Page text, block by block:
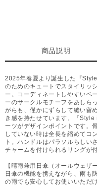
商品説明
2025年春夏より誕生した『
のためのキュートでスタイリッ
ー。コーディネートしやすいベ
ーのサークルモチーフをあしら
がらも、僅かにずらして縫い留
き感を持たせています。『
ーツがデザインポイントです。
していない時は全長を縮めてコ
ト。ハンドルはパラソルらしい
チャームを付けられるリングが
【晴雨兼用日傘（オールウェザ
日傘の機能を携えながら、雨も
の雨でも安心してお使いいただけ